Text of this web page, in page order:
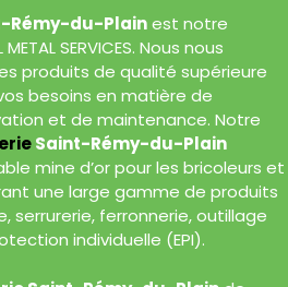
Rémy-du-Plainest notre
SERVICES. Nous nous
produits de qualité supérieure
besoins en matière de
et de maintenance. Notre
Saint-Rémy-du-Plain
mine d’or pour les bricoleurs et
une large gamme de produits
serrurerie, ferronnerie, outillage
individuelle (EPI).